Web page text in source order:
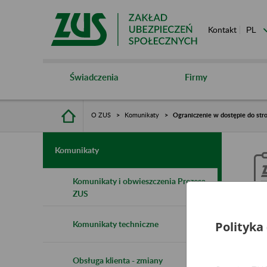
Kontakt
Świadczenia Firmy
O ZUS Komunikaty Ograniczenie w dostępie do
Komunikaty
Komunikaty i obwieszczenia Prezesa
ZUS
Komunikaty techniczne
Obsługa klienta - zmiany
Polityka